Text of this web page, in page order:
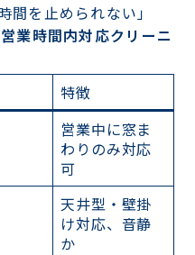
間を止められない」
営業時間内対応クリーニ
特徴
営業中に窓ま
わりのみ対応
可
天井型・壁掛
け対応、音静
か